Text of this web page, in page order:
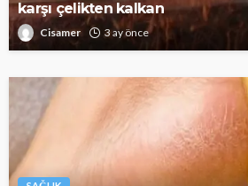
karşı çelikten kalkan
Cisamer 3 ay önce